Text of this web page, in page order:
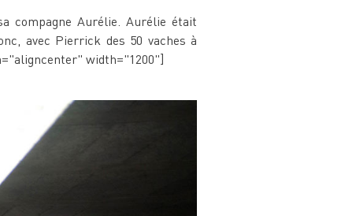
compagne Aurélie. Aurélie était
avec Pierrick des 50 vaches à
width="1200"]